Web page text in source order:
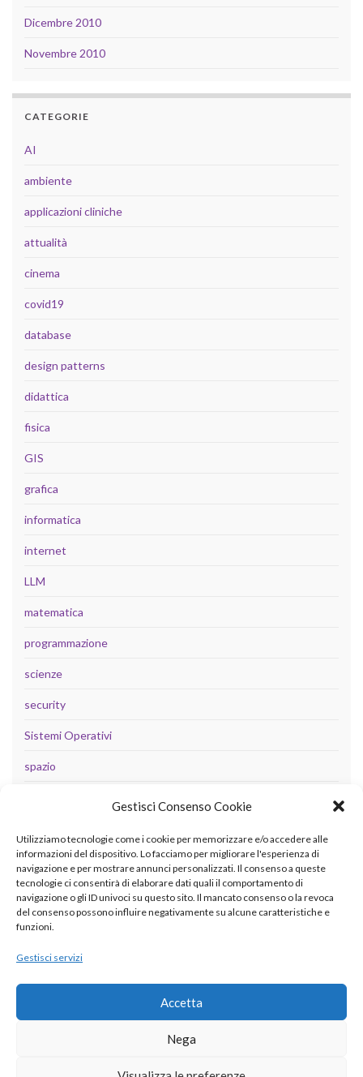
Gestisci Consenso Cookie
Utilizziamo tecnologie come i cookie per memorizzare e/o accedere alle
informazioni del dispositivo. Lo facciamo per migliorare l'esperienza di
navigazione e per mostrare annunci personalizzati. Il consenso a queste
tecnologie ci consentirà di elaborare dati quali il comportamento di
navigazione o gli ID univoci su questo sito. Il mancato consenso o la revoca
del consenso possono influire negativamente su alcune caratteristiche e
funzioni.
Gestisci servizi
Accetta
Nega
Dicembre 2010
Novembre 2010
CATEGORIE
AI
ambiente
applicazioni cliniche
attualità
cinema
covid19
database
design patterns
didattica
fisica
GIS
grafica
informatica
internet
LLM
matematica
programmazione
scienze
security
Sistemi Operativi
spazio
META
Accedi
Feed dei contenuti
Feed dei commenti